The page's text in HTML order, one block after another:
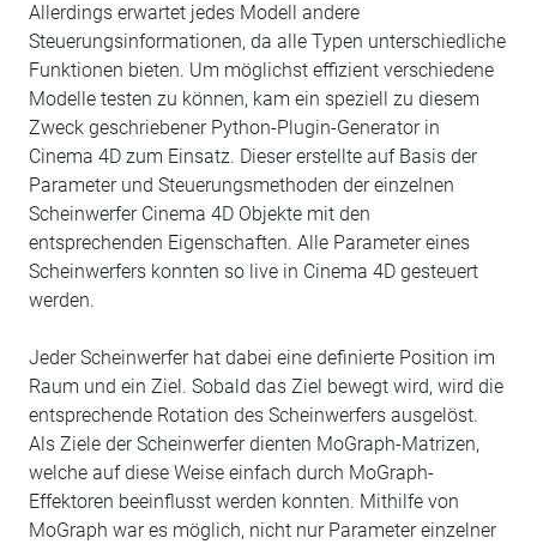
Allerdings erwartet jedes Modell andere
Steuerungsinformationen, da alle Typen unterschiedliche
Funktionen bieten. Um möglichst effizient verschiedene
Modelle testen zu können, kam ein speziell zu diesem
Zweck geschriebener Python-Plugin-Generator in
Cinema 4D zum Einsatz. Dieser erstellte auf Basis der
Parameter und Steuerungsmethoden der einzelnen
Scheinwerfer Cinema 4D Objekte mit den
entsprechenden Eigenschaften. Alle Parameter eines
Scheinwerfers konnten so live in Cinema 4D gesteuert
werden.
Jeder Scheinwerfer hat dabei eine definierte Position im
Raum und ein Ziel. Sobald das Ziel bewegt wird, wird die
entsprechende Rotation des Scheinwerfers ausgelöst.
Als Ziele der Scheinwerfer dienten MoGraph-Matrizen,
welche auf diese Weise einfach durch MoGraph-
Effektoren beeinflusst werden konnten. Mithilfe von
MoGraph war es möglich, nicht nur Parameter einzelner